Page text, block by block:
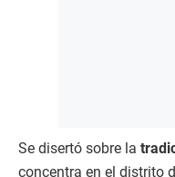
Se disertó sobre la
concentra en el distrito